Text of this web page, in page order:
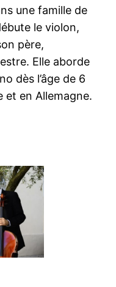
une famille de
le violon,
père,
Elle aborde
dès l’âge de 6
et en Allemagne.